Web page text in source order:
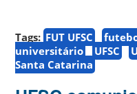
Tags: FUT UFSC
universitário
UFSC
Santa Catarina